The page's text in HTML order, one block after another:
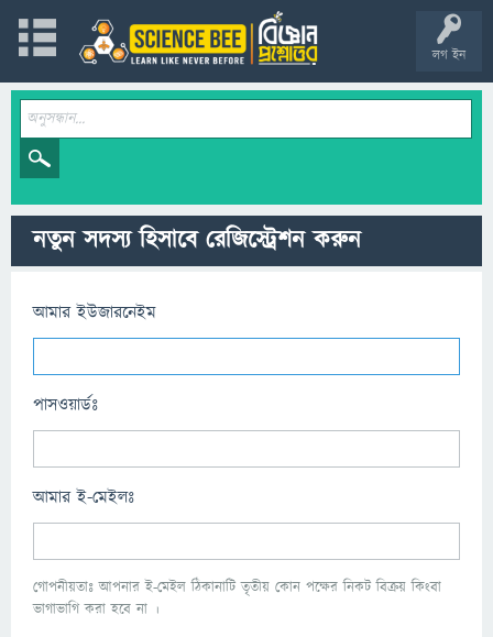
লগ ইন
নতুন সদস্য হিসাবে রেজিস্ট্রেশন করুন
আমার ইউজারনেইম
পাসওয়ার্ডঃ
আমার ই-মেইলঃ
গোপনীয়তাঃ আপনার ই-মেইল ঠিকানাটি তৃতীয় কোন পক্ষের নিকট বিক্রয় কিংবা
ভাগাভাগি করা হবে না ।